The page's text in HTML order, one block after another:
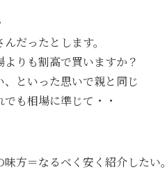
だったとします。
りも割高で買いますか？
といった思いで親と同じ
も相場に準じて・・
方＝なるべく安く紹介したい。